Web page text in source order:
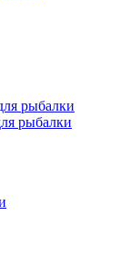
рыбалки
рыбалки